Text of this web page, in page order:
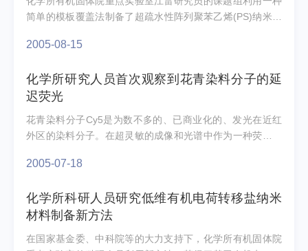
简单的模板覆盖法制备了超疏水性阵列聚苯乙烯(PS)纳米管
2005-08-15
化学所研究人员首次观察到花青染料分子的延
迟荧光
花青染料分子Cy5是为数不多的、已商业化的、发光在近红
外区的染料分子。在超灵敏的成像和光谱中作为一种荧光探
核...
2005-07-18
化学所科研人员研究低维有机电荷转移盐纳米
材料制备新方法
在国家基金委、中科院等的大力支持下，化学所有机固体院